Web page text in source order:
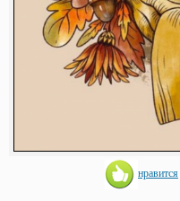
нравится